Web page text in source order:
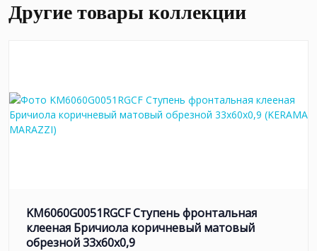
Другие товары коллекции
KM6060G0051RGCF Ступень фронтальная
клееная Бричиола коричневый матовый
обрезной 33x60x0,9